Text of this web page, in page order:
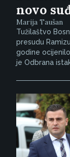
novo
Marija Taušan
Tužilaštvo
presudu
godine
je Odbrana